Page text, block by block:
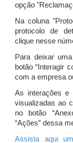
opção
Na coluna
protocolo de
clique nesse
Para deixar
botão “Interagir
com a empresa
As interações e
visualizadas ao
no botão
“Ações” dessa
Assista aqui